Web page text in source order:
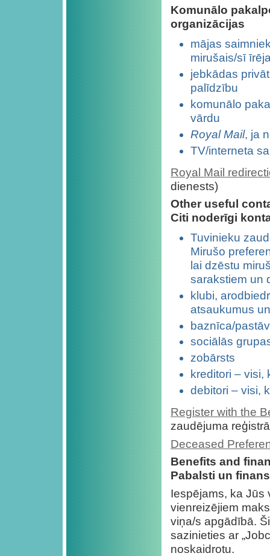
Komunālo
organizācijas
mājas
mirušais/sī
jebkādas
palīdzību
komunālo
vārdu
Royal Mail, ja
TV/interneta
Royal Mail
dienests)
Other useful
Citi noderīgi
Tuvinieku
Mirušo
lai dzēstu
sarakstiem un
klubi,
atsaukumus
baznīca/
sociālās
zobārsts
kreditori – visi,
debitori – visi,
Register with the
zaudējuma
Deceased
Benefits and
Pabalsti un
Iespējams, ka Jūs
vienreizējiem
viņa/s apgādībā.
sazinieties ar
noskaidrotu.